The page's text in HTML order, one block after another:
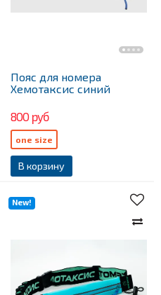
Пояс для номера
Хемотаксис синий
800 руб
В корзину
one size
New!